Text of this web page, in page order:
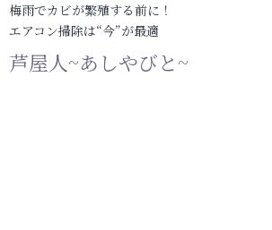
梅雨でカビが繁殖する前に！
エアコン掃除は“今”が最適
芦屋人~あしやびと~